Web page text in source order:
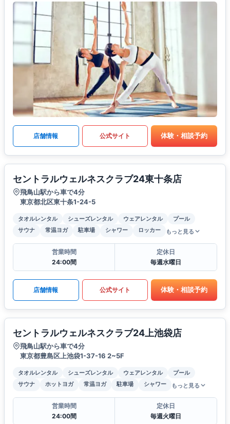
店舗情報 公式サイト 体験・相談予約
セントラルウェルネスクラブ24東十条店
飛鳥山駅から車で4分
東京都北区東十条1-24-5
タオルレンタル シューズレンタル ウェアレンタル
プール
サウナ
常温ヨガ 駐車場 シャワー ロッカー もっと見る
営業時間
24:00間
定休日
毎週水曜日
店舗情報 公式サイト 体験・相談予約
セントラルウェルネスクラブ24上池袋店
飛鳥山駅から車で4分
東京都豊島区上池袋1-37-16 2~5F
タオルレンタル シューズレンタル ウェアレンタル
プール
サウナ
ホットヨガ 常温ヨガ 駐車場 シャワー もっと見る
営業時間
24:00間
定休日
毎週火曜日